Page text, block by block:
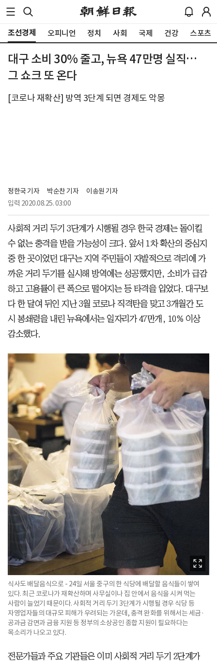
조선경제 오피니언 정치 사회 국제 건강 스포츠
대구 소비 30% 줄고, 뉴욕 47만명 실직…
그 쇼크 또 온다
[코로나 재확산] 방역 3단계 되면 경제도 악몽
정한국 기자 박순찬 기자
이송원 기자
입력 2020.08.25. 03:00
사회적 거리 두기 3단계가 시행될 경우 한국 경제는 돌이킬
수 없는 충격을 받을 가능성이 크다. 앞서 1차 확산의 중심지
중 한 곳이었던 대구는 지역 주민들이 자발적으로 격리에 가
까운 거리 두기를 실시해 방역에는 성공했지만, 소비가 급감
하고 고용률이 큰 폭으로 떨어지는 등 타격을 입었다. 대구보
다 한 달여 뒤인 지난 3월 코로나 직격탄을 맞고 3개월간 도
시 봉쇄령을 내린 뉴욕에서는 일자리가 47만개, 10% 이상
감소했다.
식사도 배달음식으로 - 24일 서울 중구의 한 식당에 배달할 음식들이 쌓여
있다. 최근 코로나가 재확산하며 사무실이나 집 안에서 음식을 시켜 먹는
사람이 늘었기 때문이다. 사회적 거리 두기 3단계가 시행될 경우 식당 등
자영업자들의 대규모 피해가 우려되는 가운데, 충격 완화를 위해서는 세금·
공과금 감면과 금융 지원 등 정부의 소상공인 종합 지원이 필요하다는
목소리가 나오고 있다.
전문가들과 주요 기관들은 이미 사회적 거리 두기 2단계가